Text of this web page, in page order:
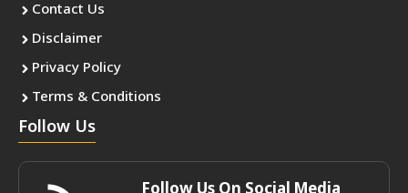
Contact Us
Disclaimer
Privacy Policy
Terms & Conditions
Follow Us